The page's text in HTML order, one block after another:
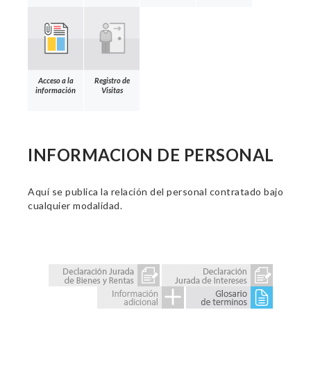
Acceso a la
información
Registro de
Visitas
INFORMACION DE PERSONAL
Aquí se publica la relación del personal contratado bajo
cualquier modalidad.